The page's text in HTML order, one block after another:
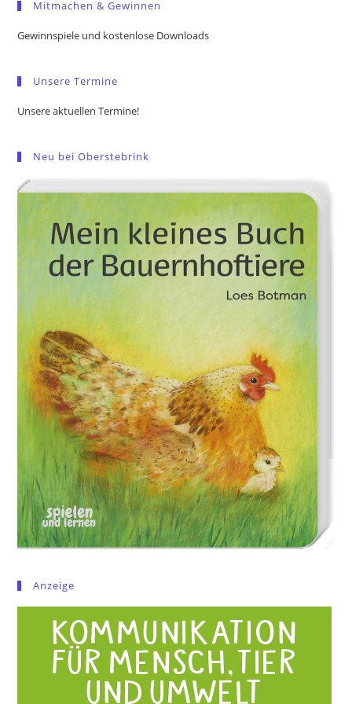
Mitmachen & Gewinnen
Gewinnspiele und kostenlose Downloads
Unsere Termine
Unsere aktuellen Termine!
Neu bei Oberstebrink
Anzeige